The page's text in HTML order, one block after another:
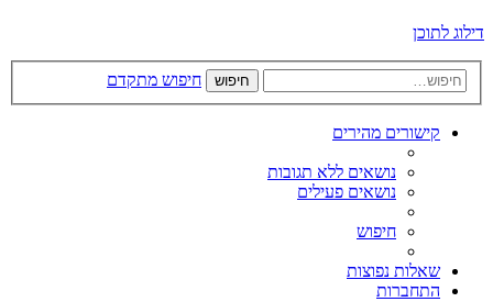
דילוג לתוכן
חיפוש חיפוש מתקדם
קישורים מהירים
נושאים ללא תגובות
נושאים פעילים
חיפוש
שאלות נפוצות
התחברות